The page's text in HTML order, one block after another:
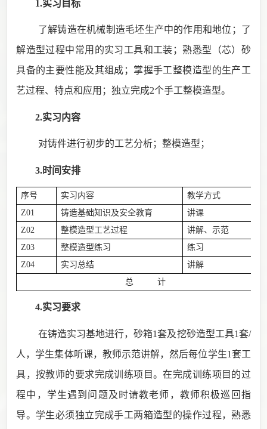
1.实习目标
了解铸造在机械制造毛坯生产中的作用和地位；了
解造型过程中常用的实习工具和工装；熟悉型 （芯） 砂
具备的主要性能及其组成 ； 掌握手工整模造型的生产工
艺过程、特点和应用 ；独立完成2个手工整模造型。
2.实习内容
对铸件进行初步的工艺分析；整模造型 ；
3.时间安排
序号 实习内容 教学方式
Z01
铸造基础知识及安全教育 讲课
Z02
整模造型工艺过程 讲解、示范
Z03
整模造型练习 练习
Z04
实习总结 讲解
总 计
4.实习要求
在铸造实习基地进行，砂箱1套及挖砂造型工具1套/
人，学生集体听课，教师示范讲解，然后每位学生1套工
具，按教师的要求完成训练项目。在完成训练项目的过
程中，学生遇到问题及时请教老师，教师积极巡回指
导。学生必须独立完成手工两箱造型的操作过程， 熟悉